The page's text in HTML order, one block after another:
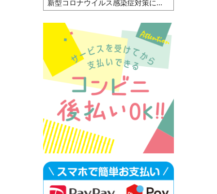
新型コロナウイルス感染症対策に...